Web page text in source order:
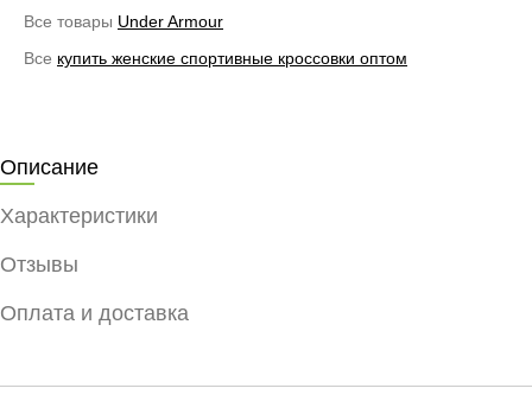
Все товары Under Armour
Все купить женские спортивные кроссовки оптом
Описание
Характеристики
Отзывы
Оплата и доставка